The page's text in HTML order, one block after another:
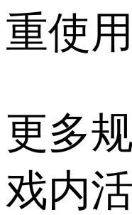
重使
更多
戏内